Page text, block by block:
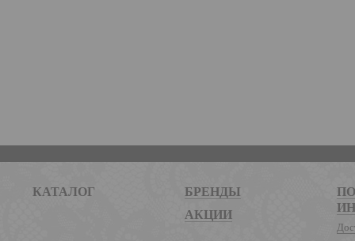
КАТАЛОГ
БРЕНДЫ
АКЦИИ